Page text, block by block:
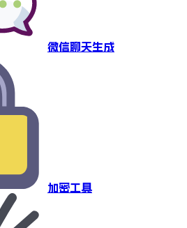
微信聊天生成
加密工具